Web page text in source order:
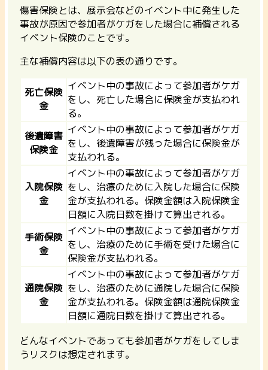
傷害保険とは、展示会などのイベント中に発生した
事故が原因で参加者がケガをした場合に補償される
イベント保険のことです。
主な補償内容は以下の表の通りです。
死亡保険
金
イベント中の事故によって参加者がケガ
をし、死亡した場合に保険金が支払われ
る。
後遺障害
保険金
イベント中の事故によって参加者がケガ
をし、後遺障害が残った場合に保険金が
支払われる。
入院保険
金
イベント中の事故によって参加者がケガ
をし、治療のために入院した場合に保険
金が支払われる。保険金額は入院保険金
日額に入院日数を掛けて算出される。
手術保険
金
イベント中の事故によって参加者がケガ
をし、治療のために手術を受けた場合に
保険金が支払われる。
通院保険
金
イベント中の事故によって参加者がケガ
をし、治療のために通院した場合に保険
金が支払われる。保険金額は通院保険金
日額に通院日数を掛けて算出される。
どんなイベントであっても参加者がケガをしてしま
うリスクは想定されます。